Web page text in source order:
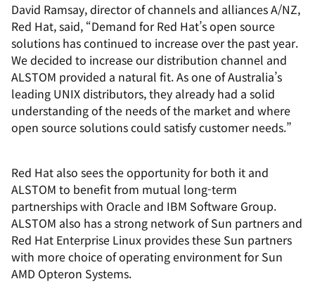
David Ramsay, director of channels and alliances A/NZ,
Red Hat, said, “Demand for Red Hat’s open source
solutions has continued to increase over the past year.
We decided to increase our distribution channel and
ALSTOM provided a natural fit. As one of Australia’s
leading UNIX distributors, they already had a solid
understanding of the needs of the market and where
open source solutions could satisfy customer needs.”
Red Hat also sees the opportunity for both it and
ALSTOM to benefit from mutual long-term
partnerships with Oracle and IBM Software Group.
ALSTOM also has a strong network of Sun partners and
Red Hat Enterprise Linux provides these Sun partners
with more choice of operating environment for Sun
AMD Opteron Systems.